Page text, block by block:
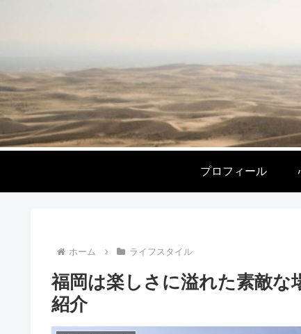
プロフィール
ホーム ライフスタイル
福岡は楽しさに溢れた素敵な
紹介